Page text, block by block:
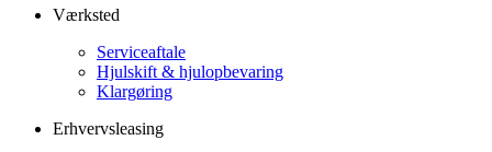
Værksted
Serviceaftale
Hjulskift & hjulopbevaring
Klargøring
Erhvervsleasing